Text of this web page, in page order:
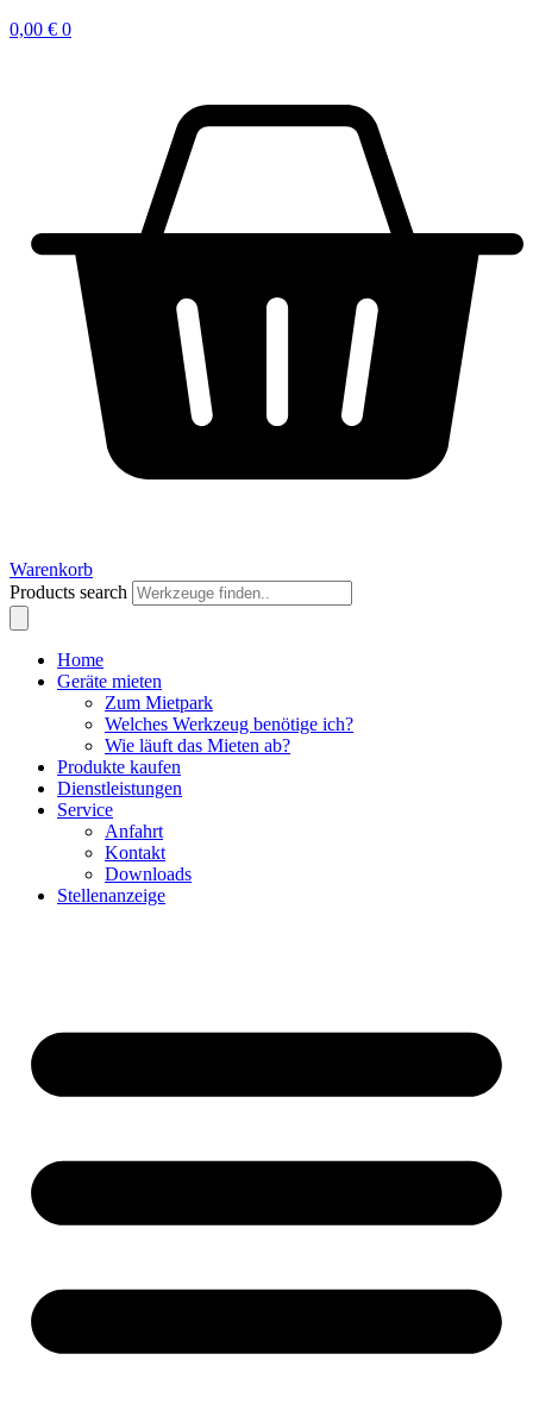
0,00 € 0
Warenkorb
Products search
Home
Geräte mieten
Zum Mietpark
Welches Werkzeug benötige ich?
Wie läuft das Mieten ab?
Produkte kaufen
Dienstleistungen
Service
Anfahrt
Kontakt
Downloads
Stellenanzeige